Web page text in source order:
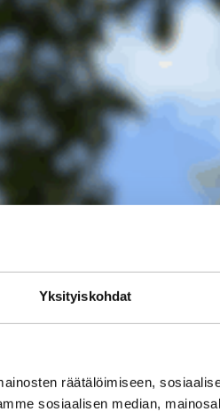
Yksityiskohdat
räätälöimiseen,
sosiaalisen median,